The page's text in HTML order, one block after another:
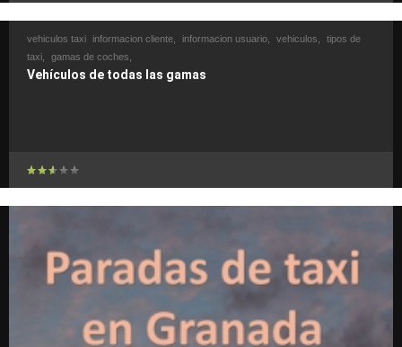
vehiculos taxi informacion cliente, informacion usuario, vehiculos,
tipos de
taxi,
gamas de coches,
Vehículos de todas las gamas